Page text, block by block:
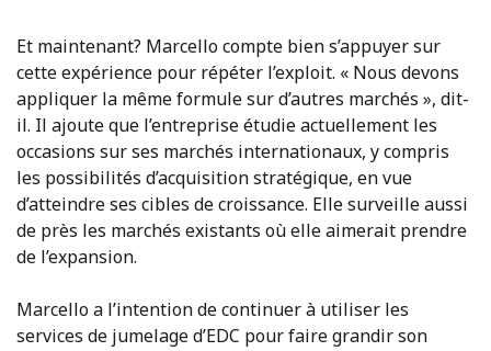
Et maintenant? Marcello compte bien s’appuyer sur
cette expérience pour répéter l’exploit. « Nous devons
appliquer la même formule sur d’autres marchés », dit-
il. Il ajoute que l’entreprise étudie actuellement les
occasions sur ses marchés internationaux, y compris
les possibilités d’acquisition stratégique, en vue
d’atteindre ses cibles de croissance. Elle surveille aussi
de près les marchés existants où elle aimerait prendre
de l’expansion.
Marcello a l’intention de continuer à utiliser les
services de jumelage d’EDC pour faire grandir son